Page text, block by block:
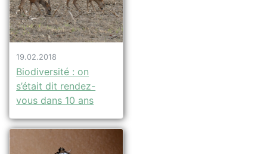
19.02.2018
Biodiversité : on
s’était dit rendez-
vous dans 10 ans